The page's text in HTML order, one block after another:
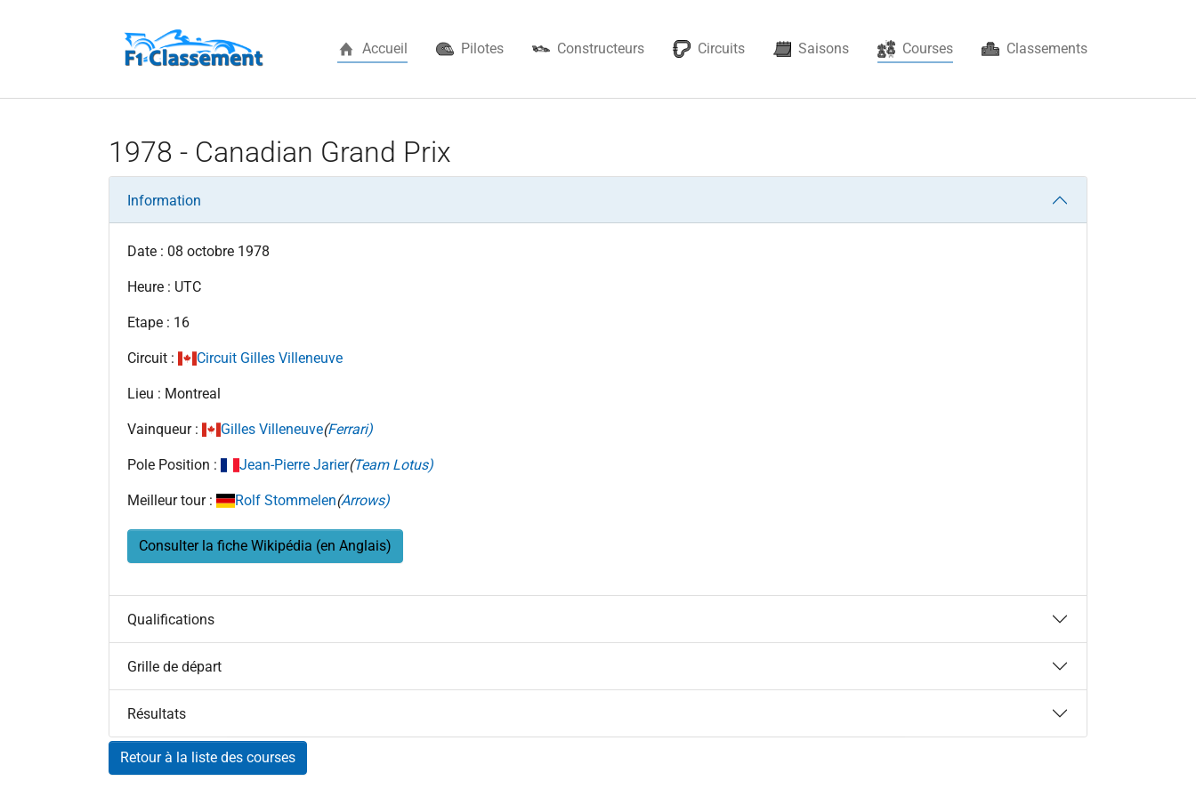
Accueil Pilotes Constructeurs Circuits Saisons Courses(current) Classements
1978 - Canadian Grand Prix
Information
Date : 08 octobre 1978
Heure : UTC
Etape : 16
Circuit : Circuit Gilles Villeneuve
Lieu : Montreal
Vainqueur : Gilles Villeneuve(Ferrari)
Pole Position : Jean-Pierre Jarier(Team Lotus)
Meilleur tour : Rolf Stommelen(Arrows)
Consulter la fiche Wikipédia (en Anglais)
Qualifications
Grille de départ
Résultats
Retour à la liste des courses